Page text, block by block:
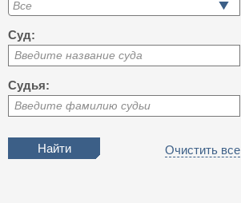
Суд:
Введите название суда
Судья:
Введите фамилию судьи
Очистить все